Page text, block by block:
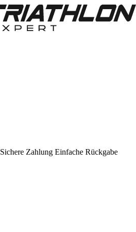
Sichere Zahlung Einfache Rückgabe